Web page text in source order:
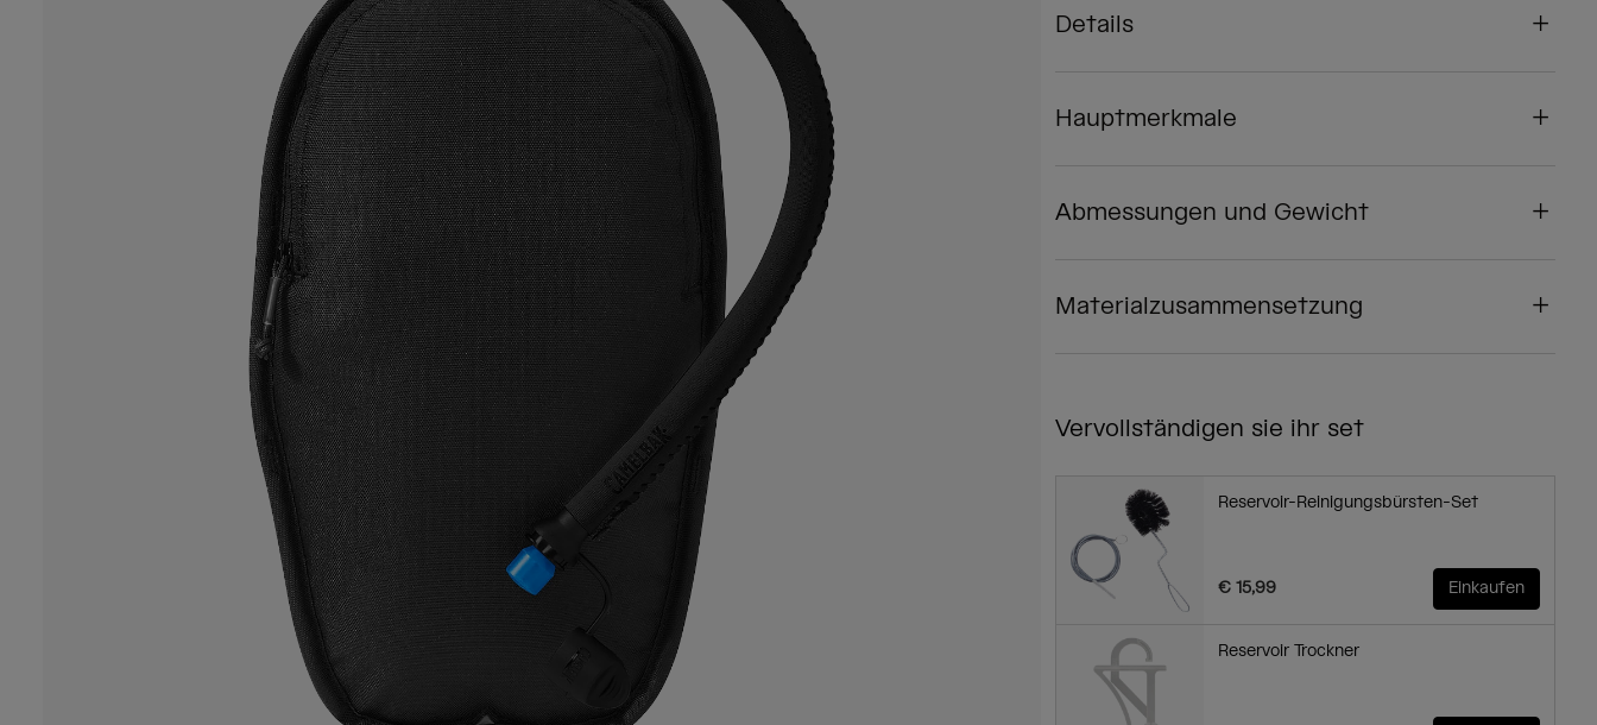
Details
Hauptmerkmale
Abmessungen und Gewicht
Materialzusammensetzung
Vervollständigen sie ihr set
Reservoir-Reinigungsbürsten-Set
€ 15,99 Einkaufen
Reservoir Trockner